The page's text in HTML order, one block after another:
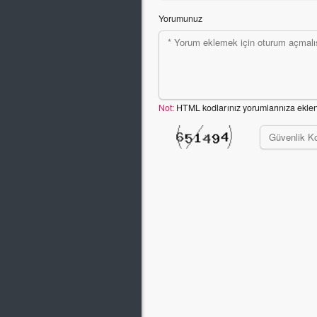
Yorumunuz
Not: HTML kodlarınız yorumlarınıza